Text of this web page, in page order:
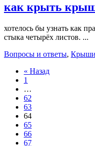
как крыть
хотелось бы узнать как
стыка четырёх листов. ...
Вопросы и ответы, Крыши
« Назад
1
…
62
63
64
65
66
67